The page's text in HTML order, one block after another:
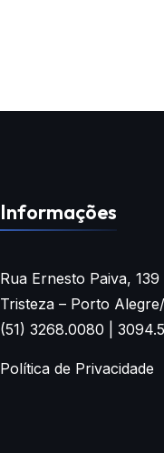
Informações
Rua Ernesto Paiva, 139
Tristeza – Porto
(51) 3268.0080 |
Política de Privacidade